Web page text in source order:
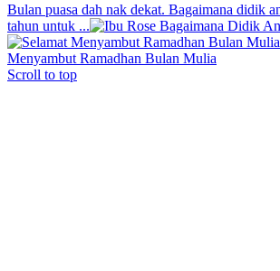
Bulan puasa dah nak dekat. Bagaimana didik
tahun untuk ...
Menyambut Ramadhan Bulan Mulia
Scroll to top